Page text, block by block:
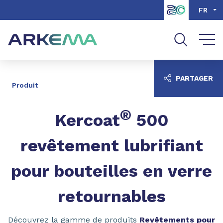
Aller à la recherche
FR
Produit
Kercoat® 500
revêtement lubrifiant
pour bouteilles en verre
retournables
Découvrez la gamme de produits Revêtements pour
PARTAGER